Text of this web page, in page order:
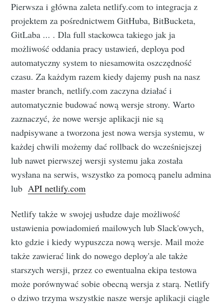
Pierwsza i główna zaleta netlify.com to integracja z
projektem za pośrednictwem GitHuba, BitBucketa,
GitLaba ... . Dla full stackowca takiego jak ja
możliwość oddania pracy ustawień, deploya pod
automatyczny system to niesamowita oszczędność
czasu. Za każdym razem kiedy dajemy push na nasz
master branch, netlify.com zaczyna działać i
automatycznie budować nową wersje strony. Warto
zaznaczyć, że nowe wersje aplikacji nie są
nadpisywane a tworzona jest nowa wersja systemu, w
każdej chwili możemy dać rollback do wcześniejszej
lub nawet pierwszej wersji systemu jaka została
wysłana na serwis, wszystko za pomocą panelu admina
lubAPI netlify.com
Netlify także w swojej usłudze daje możliwość
ustawienia powiadomień mailowych lub Slack'owych,
kto gdzie i kiedy wypuszcza nową wersje. Mail może
także zawierać link do nowego deploy'a ale także
starszych wersji, przez co ewentualna ekipa testowa
może porównywać sobie obecną wersja z starą. Netlify
o dziwo trzyma wszystkie nasze wersje aplikacji ciągle